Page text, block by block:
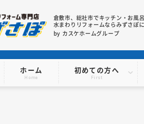
倉敷市、総社市でキッチン・お風
水まわりリフォームならみずさぽ
by カスケホームグループ
ホーム
Home
初めての方へ
First